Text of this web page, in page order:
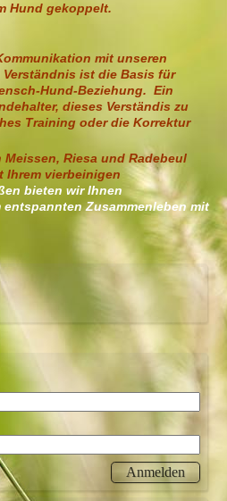
Hund gekoppelt.
mit unseren
ist die Basis für
Hund-Beziehung. Ein
dieses Verständis zu
Training oder die Korrektur
Riesa und Radebeul
Ihrem vierbeinigen
bieten wir Ihnen
Zusammenleben mit